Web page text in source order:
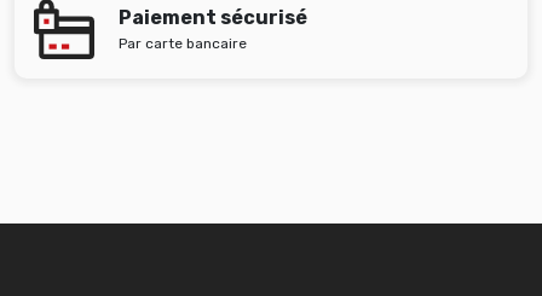
Paiement sécurisé
Par carte bancaire